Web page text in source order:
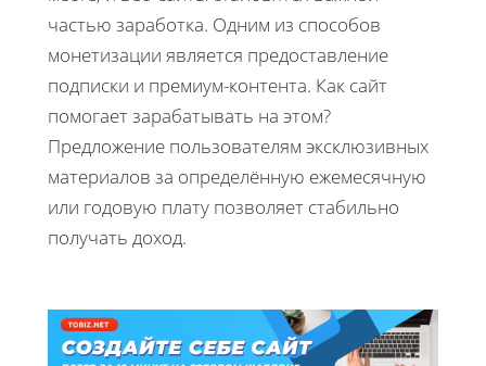
частью заработка. Одним из способов
монетизации является предоставление
подписки и премиум-контента. Как сайт
помогает зарабатывать на этом?
Предложение пользователям эксклюзивных
материалов за определённую ежемесячную
или годовую плату позволяет стабильно
получать доход.